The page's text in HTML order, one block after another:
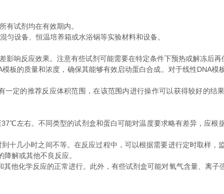
试剂均在有效期内。
设备、恒温培养箱或水浴锅等实验材料和设备。
响反应效果。注意有些试剂可能需要在特定条件下预热或解冻后再
的质量和浓度，确保其能够有效启动蛋白合成。对于线性DNA模
的推荐反应体积范围，在该范围内进行操作可以获得较好的结
右。不同类型的试剂盒和蛋白可能对温度要求略有差异，应根
几小时之间不等。在反应过程中，可以根据需要进行定时取样，
解或其他不良反应。
化学反应的正常进行。此外，有些试剂盒可能对氧气含量、离子